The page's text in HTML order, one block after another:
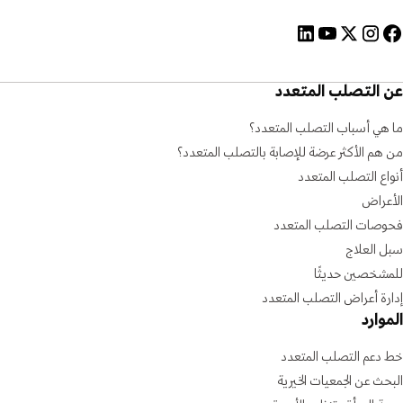
عن التصلب المتعدد
ما هي أسباب التصلب المتعدد؟
من هم الأكثر عرضة للإصابة بالتصلب المتعدد؟
أنواع التصلب المتعدد
الأعراض
فحوصات التصلب المتعدد
سبل العلاج
للمشخصين حديثًا
إدارة أعراض التصلب المتعدد
الموارد
خط دعم التصلب المتعدد
البحث عن الجمعيات الخيرية